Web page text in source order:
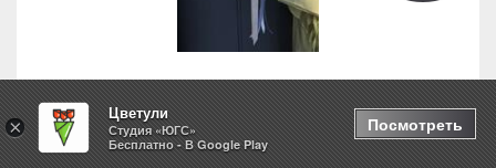
Свидание
×
Цветули
Студия «ЮГС»
Бесплатно - В Google Play
Посмотреть